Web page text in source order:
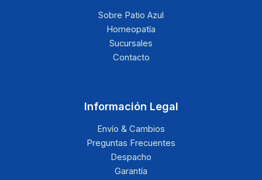
Sobre Patio Azul
Homeopatía
Sucursales
Contacto
Información Legal
Envío & Cambios
Preguntas Frecuentes
Despacho
Garantía